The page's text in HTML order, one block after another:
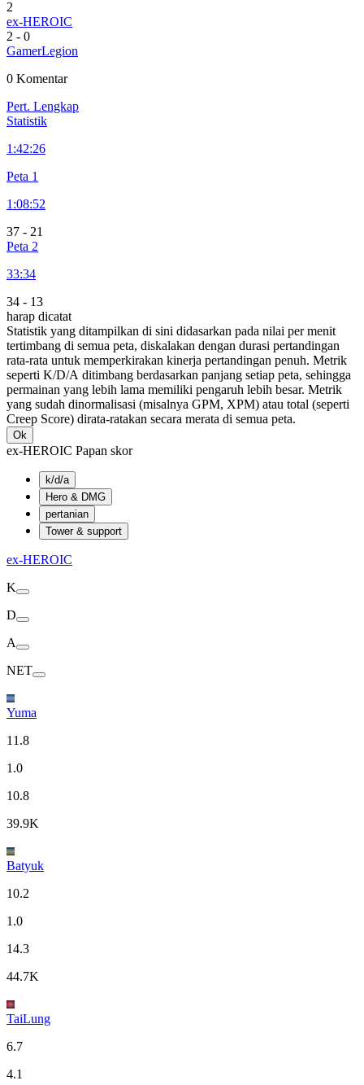
2
ex-HEROIC
2 - 0
GamerLegion
0 Komentar
Pert. Lengkap
Statistik
1:42:26
Peta 1
1:08:52
37 - 21
Peta 2
33:34
34 - 13
harap dicatat
Statistik yang ditampilkan di sini didasarkan pada nilai per menit
tertimbang di semua peta, diskalakan dengan durasi pertandingan
rata-rata untuk memperkirakan kinerja pertandingan penuh. Metrik
seperti K/D/A ditimbang berdasarkan panjang setiap peta, sehingga
permainan yang lebih lama memiliki pengaruh lebih besar. Metrik
yang sudah dinormalisasi (misalnya GPM, XPM) atau total (seperti
Creep Score) dirata-ratakan secara merata di semua peta.
Ok
ex-HEROIC Papan skor
k/d/a
Hero & DMG
pertanian
Tower & support
ex-HEROIC
K
D
A
NET
Yuma
11.8
1.0
10.8
39.9K
Batyuk
10.2
1.0
14.3
44.7K
TaiLung
6.7
4.1